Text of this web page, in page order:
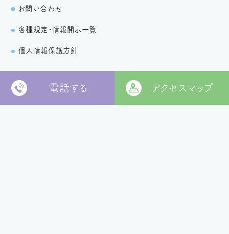
お問い合わせ
各種規定・情報開示一覧
個人情報保護方針
電話する アクセスマップ